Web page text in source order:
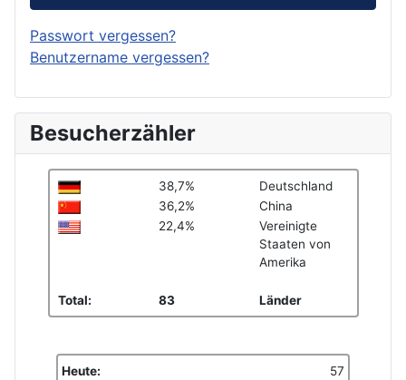
Passwort vergessen?
Benutzername vergessen?
Besucherzähler
38,7%
Deutschland
36,2%
China
22,4%
Vereinigte
Staaten von
Amerika
Total: 83 Länder
Heute:
57